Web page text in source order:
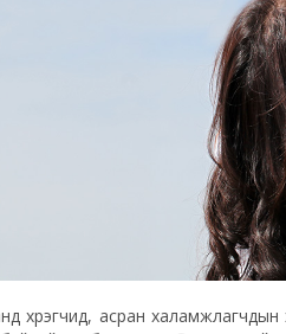
хүрэгчид, асран халамжлагчдын